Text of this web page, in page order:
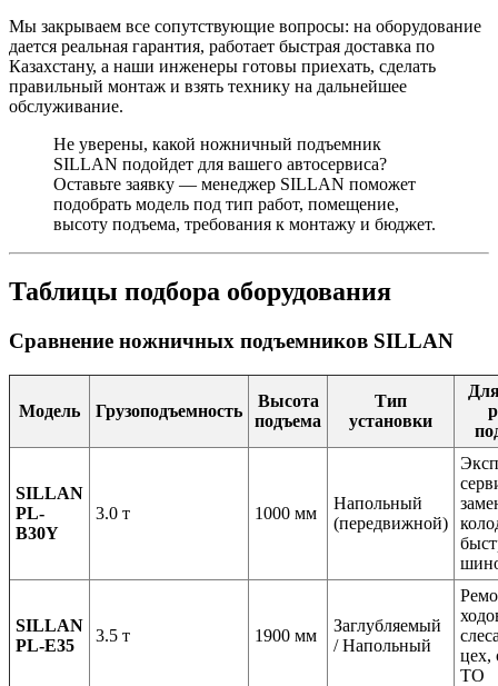
Мы закрываем все сопутствующие вопросы: на оборудование
дается реальная гарантия, работает быстрая доставка по
Казахстану, а наши инженеры готовы приехать, сделать
правильный монтаж и взять технику на дальнейшее
обслуживание.
Не уверены, какой ножничный подъемник
SILLAN подойдет для вашего автосервиса?
Оставьте заявку — менеджер SILLAN поможет
подобрать модель под тип работ, помещение,
высоту подъема, требования к монтажу и бюджет.
Таблицы подбора оборудования
Сравнение ножничных подъемников SILLAN
Модель Грузоподъемность
Высота
подъема
Тип
установки
SILLAN
PL-
B30Y
3.0 т 1000 мм
Напольный
(передвижной)
SILLAN
PL-E35
3.5 т 1900 мм
Заглубляемый
/ Напольный
цех,
ТО